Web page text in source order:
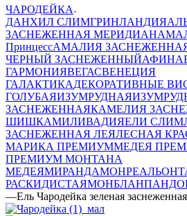
ЧАРОДЕЙКА
ДАНХИЛ СЛИМГРИНЛАНДИЯ
ЗАСНЕЖЕННАЯ МЕРИДИАН
ПринцессАМАЛИЯ
ЧЕРНЫЙ ЗАСНЕЖЕННЫЙАФИНА
ГАРМОНИЯВЕГАСВЕНЕЦИЯ
ГАЛАКТИКАДЕКОРАТИВНЫЕ
ГОЛУБАЯИЗУМРУДНАЯ
ЗАСНЕЖЕННАЯКАМЕЛИЯ
ШИШКАМИЛИВАДИЯЕЛИ СЛИМ
ЗАСНЕЖЕННАЯ ЛЕЯЛЕСНАЯ
МАРИКА ПРЕМИУММЕДЕЯ
ПРЕМИУМ МОНТАНА
МЕДЕЯМИРАНДАМОНРЕАЛЬ
РАСКИДИСТАЯМОНБЛАН
—Ель Чародейка зеленая